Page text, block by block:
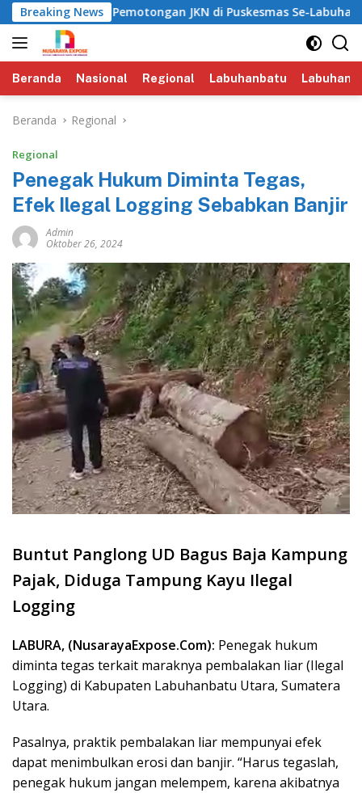
Langsung
ke
konten
Breaking News
Isu Pemotongan JKN di Puskesmas Se-Labuhanbatu‎‎
Beranda Nasional Regional Labuhanbatu
Beranda Regional
Regional
Penegak Hukum Diminta Tegas,
Efek Ilegal Logging Sebabkan Banjir
Admin
Oktober 26, 2024
Buntut Panglong UD Bagus Baja Kampung
Pajak, Diduga Tampung Kayu Ilegal
Logging
LABURA, (NusarayaExpose.Com): Penegak hukum
diminta tegas terkait maraknya pembalakan liar (Ilegal
Logging) di Kabupaten Labuhanbatu Utara, Sumatera
Utara.
Pasalnya, praktik pembalakan liar mempunyai efek
dapat menimbulkan erosi dan banjir. “Harus tegaslah,
penegak hukum jangan melempem, karena akibatnya